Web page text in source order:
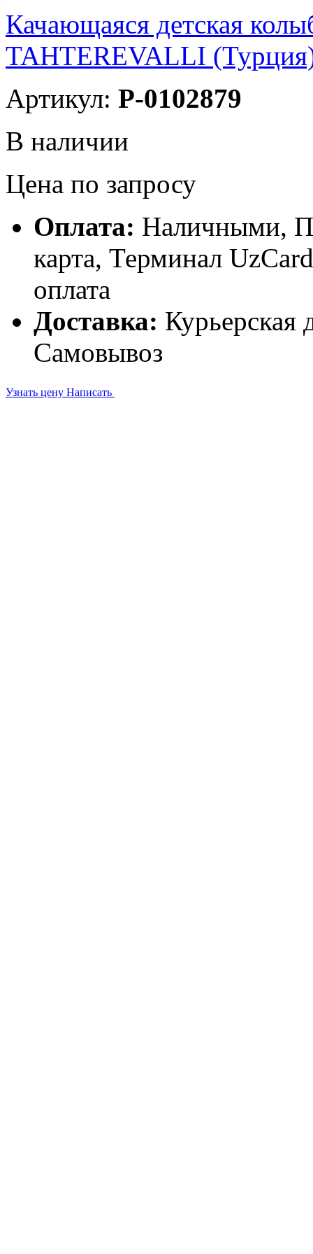
Качающаяся детская
TAHTEREVALLI
Артикул: P-0102879
В наличии
Цена по запросу
Оплата: Наличными,
карта, Терминал
оплата
Доставка: Курьерская
Самовывоз
Узнать цену Написать